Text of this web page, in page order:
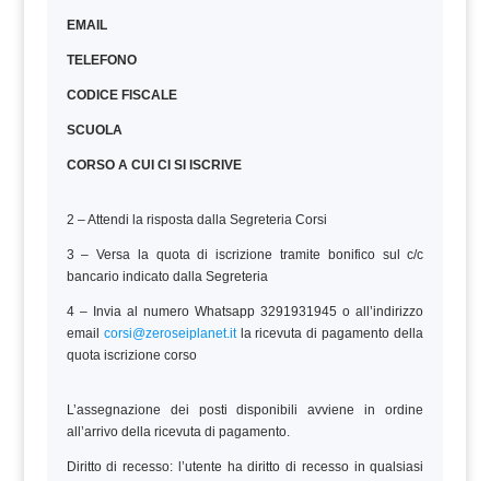
EMAIL
TELEFONO
CODICE FISCALE
SCUOLA
CORSO A CUI CI SI ISCRIVE
2 – Attendi la risposta dalla Segreteria Corsi
3 – Versa la quota di iscrizione tramite bonifico sul c/c
bancario indicato dalla Segreteria
4 – Invia al numero Whatsapp 3291931945 o all’indirizzo
email corsi@zeroseiplanet.itla ricevuta di pagamento della
quota iscrizione corso
L’assegnazione dei posti disponibili avviene in ordine
all’arrivo della ricevuta di pagamento.
Diritto di recesso: l’utente ha diritto di recesso in qualsiasi